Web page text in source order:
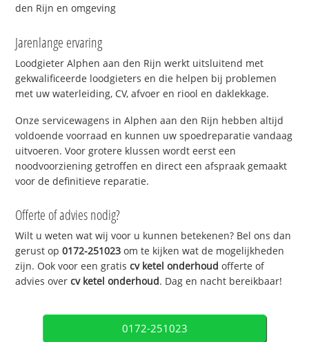
den Rijn en omgeving
Jarenlange ervaring
Loodgieter Alphen aan den Rijn werkt uitsluitend met
gekwalificeerde loodgieters en die helpen bij problemen
met uw waterleiding, CV, afvoer en riool en daklekkage.
Onze servicewagens in Alphen aan den Rijn hebben altijd
voldoende voorraad en kunnen uw spoedreparatie vandaag
uitvoeren. Voor grotere klussen wordt eerst een
noodvoorziening getroffen en direct een afspraak gemaakt
voor de definitieve reparatie.
Offerte of advies nodig?
Wilt u weten wat wij voor u kunnen betekenen? Bel ons dan
gerust op0172-251023 om te kijken wat de mogelijkheden
zijn. Ook voor een gratiscv ketel onderhoud offerte of
advies overcv ketel onderhoud. Dag en nacht bereikbaar!
0172-251023